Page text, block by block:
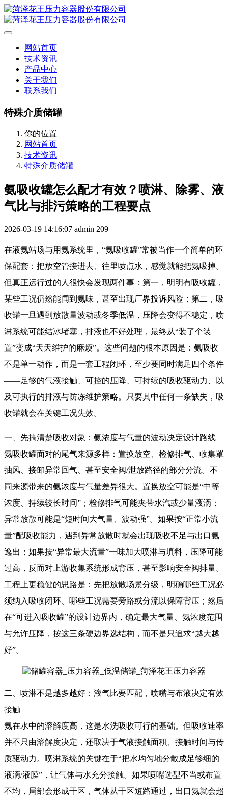
网站首页
技术资讯
产品中心
关于我们
联系我们
特殊介质储罐
你的位置
网站首页
技术资讯
特殊介质储罐
氨吸收罐怎么配才有效？喷淋、除雾、液
气比与排污策略的工程要点
2026-03-19 14:16:07 admin 209
在液氨站场与用氨系统里，“氨吸收罐”常被当作一个简单的环
保配套：把放空管接进去、往里喷点水，感觉就能把氨吸掉。
但真正运行过的人很快会发现两件事：第一，明明有吸收罐，
某些工况仍然能闻到氨味，甚至出现厂界投诉风险；第二，吸
收罐一旦遇到放散量波动或冬季低温，压降会变得不稳定，喷
淋系统可能结冰堵塞，排液也不好处理，最终从“装了个装
置”变成“天天维护的麻烦”。这些问题的根本原因是：氨吸收
不是单一动作，而是一套工程闭环，至少要同时满足四个条件
——足够的气液接触、可控的压降、可持续的吸收驱动力、以
及可执行的排液与防冻维护策略。只要其中任何一条缺失，吸
收罐就会在关键工况失效。
一、先搞清楚吸收对象：氨浓度与气量的波动决定设计路线
氨吸收罐面对的尾气来源多样：置换放空、检修排气、收集罩
抽风、接卸异常回气、甚至安全阀/泄放路径的部分分流。不
同来源带来的氨浓度与气量差异很大。置换放空可能是“中等
浓度、持续较长时间”；检修排气可能夹带水汽或少量液滴；
异常放散可能是“短时间大气量、波动强”。如果按“正常小流
量”配吸收能力，遇到异常放散时就会出现吸收不足与出口氨
逸出；如果按“异常最大流量”一味加大喷淋与填料，压降可能
过高，反而对上游收集系统形成背压，甚至影响安全阀排量。
工程上更稳健的思路是：先把放散场景分级，明确哪些工况必
须纳入吸收闭环、哪些工况需要旁路或分流以保障背压；然后
在“可进入吸收罐”的设计边界内，确定最大气量、氨浓度范围
与允许压降，按这三条硬边界选结构，而不是只追求“越大越
好”。
二、喷淋不是越多越好：液气比要匹配，喷嘴与布液决定有效
接触
氨在水中的溶解度高，这是水洗吸收可行的基础。但吸收速率
并不只由溶解度决定，还取决于气液接触面积、接触时间与传
质驱动力。喷淋系统的关键在于“把水均匀地分散成足够细的
液滴/液膜”，让气体与水充分接触。如果喷嘴选型不当或布置
不均，局部会形成干区，气体从干区短路通过，出口氨就会超